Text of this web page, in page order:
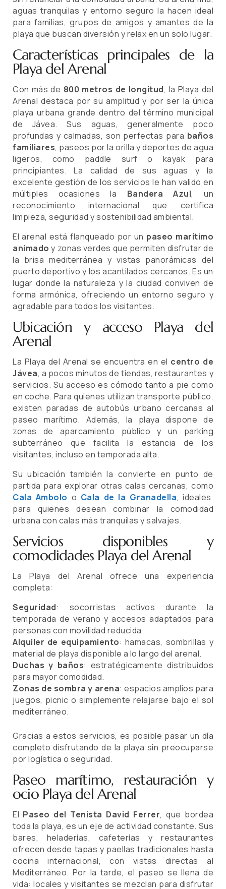
aguas tranquilas y entorno seguro la hacen ideal
para familias, grupos de amigos y amantes de la
playa que buscan diversión y relax en un solo lugar.
Características principales de la
Playa del Arenal
Con más de 800 metros de longitud, la Playa del
Arenal destaca por su amplitud y por ser la única
playa urbana grande dentro del término municipal
de Jávea. Sus aguas, generalmente poco
profundas y calmadas, son perfectas para baños
familiares, paseos por la orilla y deportes de agua
ligeros, como paddle surf o kayak para
principiantes. La calidad de sus aguas y la
excelente gestión de los servicios le han valido en
múltiples ocasiones la Bandera Azul, un
reconocimiento internacional que certifica
limpieza, seguridad y sostenibilidad ambiental.
El arenal está flanqueado por un paseo marítimo
animado y zonas verdes que permiten disfrutar de
la brisa mediterránea y vistas panorámicas del
puerto deportivo y los acantilados cercanos. Es un
lugar donde la naturaleza y la ciudad conviven de
forma armónica, ofreciendo un entorno seguro y
agradable para todos los visitantes.
Ubicación y acceso Playa del
Arenal
La Playa del Arenal se encuentra en el centro de
Jávea, a pocos minutos de tiendas, restaurantes y
servicios. Su acceso es cómodo tanto a pie como
en coche. Para quienes utilizan transporte público,
existen paradas de autobús urbano cercanas al
paseo marítimo. Además, la playa dispone de
zonas de aparcamiento público y un parking
subterráneo que facilita la estancia de los
visitantes, incluso en temporada alta.
Su ubicación también la convierte en punto de
partida para explorar otras calas cercanas, como
Cala Ambolo o Cala de la Granadella, ideales
para quienes desean combinar la comodidad
urbana con calas más tranquilas y salvajes.
Servicios disponibles y
comodidades Playa del Arenal
La Playa del Arenal ofrece una experiencia
completa:
Seguridad: socorristas activos durante la
temporada de verano y accesos adaptados para
personas con movilidad reducida.
Alquiler de equipamiento: hamacas, sombrillas y
material de playa disponible a lo largo del arenal.
Duchas y baños: estratégicamente distribuidos
para mayor comodidad.
Zonas de sombra y arena: espacios amplios para
juegos, picnic o simplemente relajarse bajo el sol
mediterráneo.
Gracias a estos servicios, es posible pasar un día
completo disfrutando de la playa sin preocuparse
por logística o seguridad.
Paseo marítimo, restauración y
ocio Playa del Arenal
El Paseo del Tenista David Ferrer, que bordea
toda la playa, es un eje de actividad constante. Sus
bares, heladerías, cafeterías y restaurantes
ofrecen desde tapas y paellas tradicionales hasta
cocina internacional, con vistas directas al
Mediterráneo. Por la tarde, el paseo se llena de
vida: locales y visitantes se mezclan para disfrutar